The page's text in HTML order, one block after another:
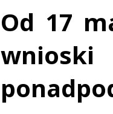
Od 17